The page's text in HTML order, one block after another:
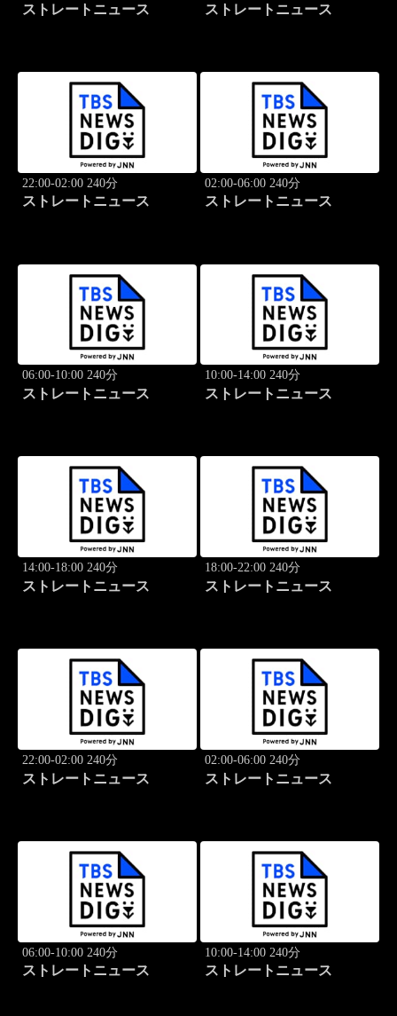
ストレートニュース ストレートニュース
22:00-02:00 240分
ストレートニュース
02:00-06:00 240分
ストレートニュース
06:00-10:00 240分
ストレートニュース
10:00-14:00 240分
ストレートニュース
14:00-18:00 240分
ストレートニュース
18:00-22:00 240分
ストレートニュース
22:00-02:00 240分
ストレートニュース
02:00-06:00 240分
ストレートニュース
06:00-10:00 240分
ストレートニュース
10:00-14:00 240分
ストレートニュース